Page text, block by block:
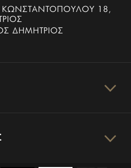
ΚΩΝΣΤΑΝΤΟΠΟΎΛΟΥ 18,
ΔΗΜΉΤΡΙΟΣ